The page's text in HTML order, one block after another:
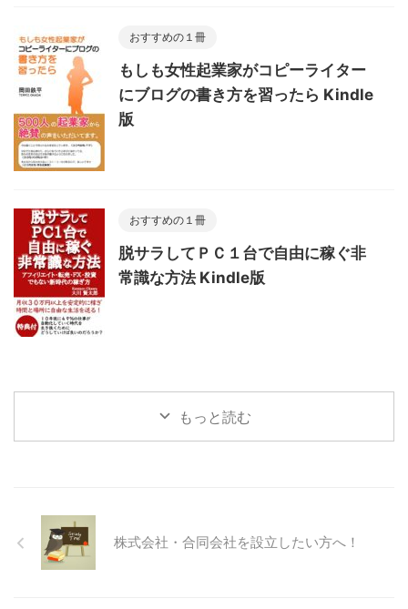
おすすめの１冊
もしも女性起業家がコピーライター
にブログの書き方を習ったら Kindle
版
おすすめの１冊
脱サラしてＰＣ１台で自由に稼ぐ非
常識な方法 Kindle版
もっと読む
株式会社・合同会社を設立したい方へ！